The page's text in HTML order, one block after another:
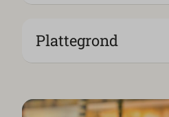
Plattegrond